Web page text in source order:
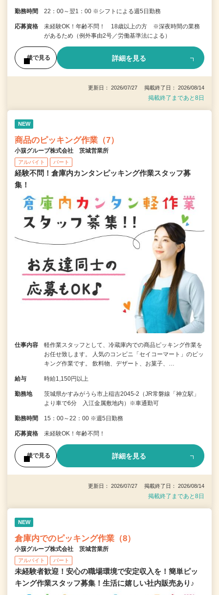
勤務時間 22：00～翌1：00 ※シフトによる週5日勤務
応募資格
未経験OK！年齢不問！ 18歳以上の方 ※深夜時間の業務
があるため（例外事由2号／労働基準法による）
後で見る 詳細を見る
更新日： 2026/07/27 掲載終了日： 2026/08/14
掲載終了まであと8日
NEW
商品のピッキング作業（7）
小簱グループ株式会社 茨城営業所
アルバイト パート
経験不問！倉庫内カンタンピッキング作業スタッフ募
集！
仕事内容
軽作業スタッフとして、冷蔵庫内での商品ピッキング作業を
お任せ致します。 人気のコンビニ「セイコーマート」のピッ
キング作業です。 飲料物、デザート、お菓子、…
給与 時給1,150円以上
勤務地
茨城県かすみがうら市上稲吉2045-2（JR常磐線「神立駅」
より車で6分 入江金属敷地内）※車通勤可
勤務時間 15：00～22：00 ※週5日勤務
応募資格 未経験OK！年齢不問！
後で見る 詳細を見る
更新日： 2026/07/27 掲載終了日： 2026/08/14
掲載終了まであと8日
NEW
倉庫内でのピッキング作業（8）
小簱グループ株式会社 茨城営業所
アルバイト パート
未経験者歓迎！安心の職場環境で安定収入を！簡単ピッ
キング作業スタッフ募集！生活に嬉しい社内販売あり♪